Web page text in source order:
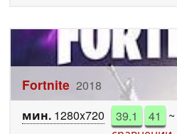
Fortnite 2018
мин. 1280x720 39.1 41